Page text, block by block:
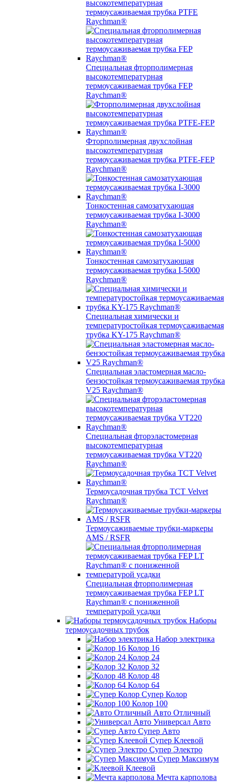
высокотемпературная
термоусаживаемая трубка PTFE
Raychman®
Специальная фторполимерная
высокотемпературная
термоусаживаемая трубка FEP
Raychman®
Фторполимерная двухслойная
высокотемпературная
термоусаживаемая трубка PTFE-FEP
Raychman®
Тонкостенная самозатухающая
термоусаживаемая трубка I-3000
Raychman®
Тонкостенная самозатухающая
термоусаживаемая трубка I-5000
Raychman®
Специальная химически и
температуростойкая термоусаживаемая
трубка KY-175 Raychman®
Специальная эластомерная масло-
бензостойкая термоусаживаемая трубка
V25 Raychman®
Специальная фторэластомерная
высокотемпературная
термоусаживаемая трубка VT220
Raychman®
Термоусадочная трубка TCT Velvet
Raychman®
Термоусаживаемые трубки-маркеры
AMS / RSFR
Специальная фторполимерная
термоусаживаемая трубка FEP LT
Raychman® с пониженной
температурой усадки
Наборы
термоусадочных трубок
Набор электрика
Колор 16
Колор 24
Колор 32
Колор 48
Колор 64
Супер Колор
Колор 100
Авто Отличный
Универсал Авто
Супер Авто
Супер Клеевой
Супер Электро
Супер Максимум
Клеевой
Мечта карполова